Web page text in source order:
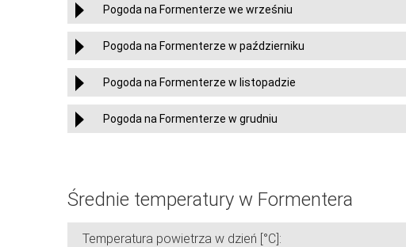
Pogoda na Formenterze we wrześniu
Pogoda na Formenterze w październiku
Pogoda na Formenterze w listopadzie
Pogoda na Formenterze w grudniu
Średnie temperatury w Formentera
Temperatura powietrza w dzień [°C]: